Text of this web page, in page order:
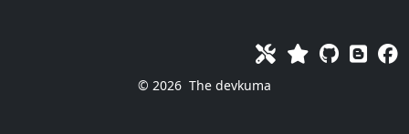
© 2026 The devkuma